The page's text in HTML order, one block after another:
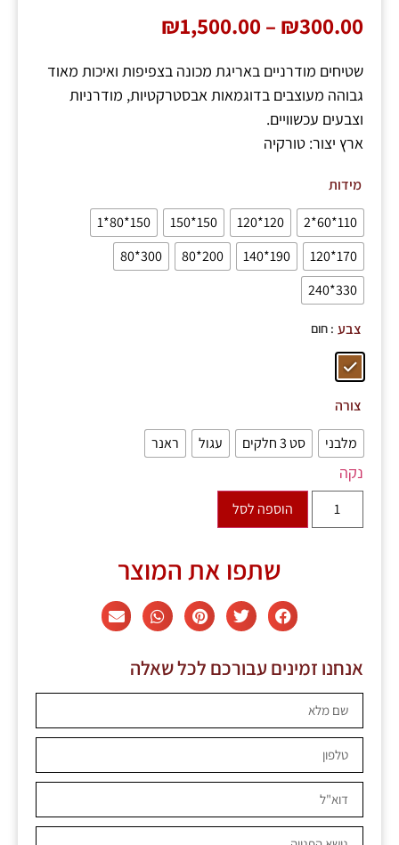
₪300.00
–
₪1,500.00
שטיחים מודרניים באריגת מכונה בצפיפות ואיכות מאוד
גבוהה מעוצבים בדוגמאות אבסטרקטיות, מודרניות
וצבעים עכשוויים.
ארץ יצור: טורקיה
מידות
110*60*2
120*120
150*150
150*80*1
170*120
190*140
200*80
300*80
330*240
צבע : חום
צורה
מלבני
סט 3 חלקים עגול ראנר
נקה
הוספה לסל
שתפו את המוצר
אנחנו זמינים עבורכם לכל שאלה